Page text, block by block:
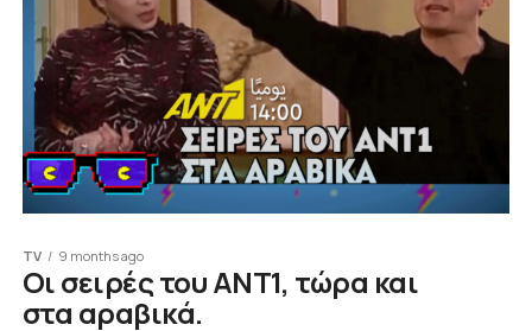
TV 9 months ago
Οι σειρές του ΑΝΤ1, τώρα και
στα αραβικά.